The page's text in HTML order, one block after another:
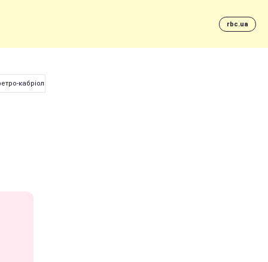
rbc.ua
кабріолет (відео)